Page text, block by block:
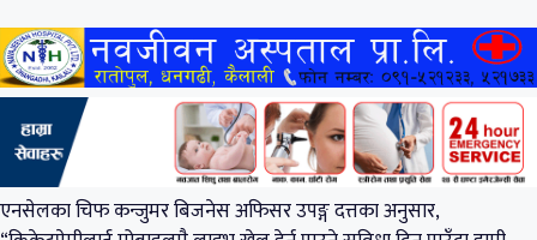
एनसेलका चिफ कन्जुमर बिजनेस अफिसर उपङ्ग दत्तका अनुसार,